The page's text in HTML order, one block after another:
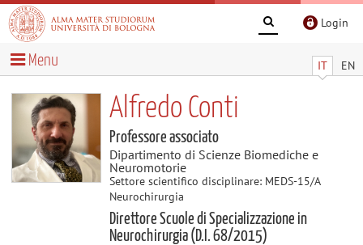
Login
IT EN
Menu
Alfredo Conti
Professore associato
Dipartimento di Scienze Biomediche e
Neuromotorie
Settore scientifico disciplinare: MEDS-15/A
Neurochirurgia
Direttore Scuole di Specializzazione in
Neurochirurgia (D.I. 68/2015)